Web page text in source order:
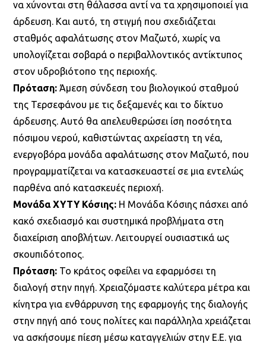
να χύνονται στη θάλασσα αντί να τα χρησιμοποιεί για
άρδευση. Και αυτό, τη στιγμή που σχεδιάζεται
σταθμός αφαλάτωσης στον Μαζωτό, χωρίς να
υπολογίζεται σοβαρά ο περιβαλλοντικός αντίκτυπος
στον υδροβιότοπο της περιοχής.
Πρόταση: Άμεση σύνδεση του βιολογικού σταθμού
της Τερσεφάνου με τις δεξαμενές και το δίκτυο
άρδευσης. Αυτό θα απελευθερώσει ίση ποσότητα
πόσιμου νερού, καθιστώντας αχρείαστη τη νέα,
ενεργοβόρα μονάδα αφαλάτωσης στον Μαζωτό, που
προγραμματίζεται να κατασκευαστεί σε μια εντελώς
παρθένα από κατασκευές περιοχή.
Μονάδα ΧΥΤΥ Κόσιης: Η Μονάδα Κόσιης πάσχει από
κακό σχεδιασμό και συστημικά προβλήματα στη
διαχείριση αποβλήτων. Λειτουργεί ουσιαστικά ως
σκουπιδότοπος.
Πρόταση: Το κράτος οφείλει να εφαρμόσει τη
διαλογή στην πηγή. Χρειαζόμαστε καλύτερα μέτρα και
κίνητρα για ενθάρρυνση της εφαρμογής της διαλογής
στην πηγή από τους πολίτες και παράλληλα χρειάζεται
να ασκήσουμε πίεση μέσω καταγγελιών στην Ε.Ε. για